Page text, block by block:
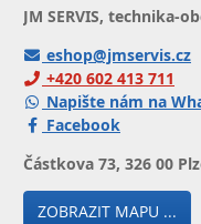
JM SERVIS, technika-
eshop@jmservis.cz
+420 602 413 711
Napište nám na
Facebook
Částkova 73, 326 00
ZOBRAZIT MAPU ...